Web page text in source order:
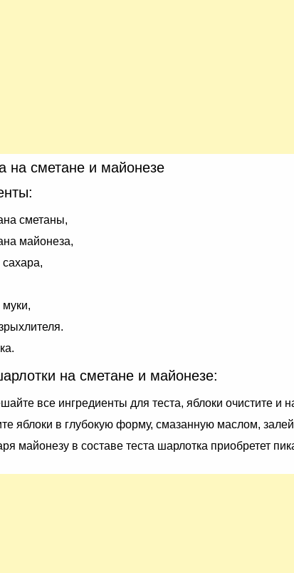
на сметане и майонезе
сметаны,
майонеза,
сахара,
муки,
на сметане и майонезе:
все ингредиенты для теста, яблоки очистите и
яблоки в глубокую форму, смазанную маслом,
майонезу в составе теста шарлотка приобретет